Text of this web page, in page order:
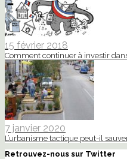
15 février 2018
Comment continuer à investir
7 janvier 2020
L’urbanisme tactique peut-il
Retrouvez-nous sur Twitter